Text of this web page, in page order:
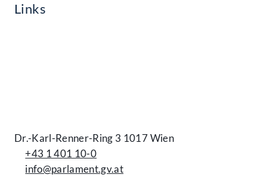
Links
Dr.-Karl-Renner-Ring 3 1017 Wien
+43 1 401 10-0
info@parlament.gv.at